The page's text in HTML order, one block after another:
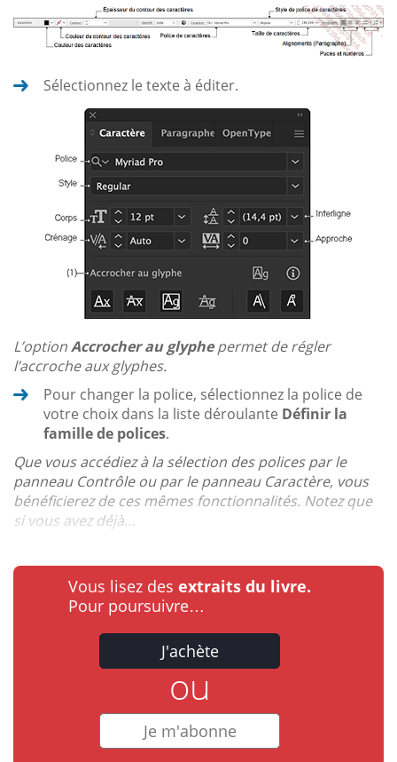
Sélectionnez le texte à éditer.
L’optionAccrocher au glyphepermet de régler
l’accroche aux glyphes.
Pour changer la police, sélectionnez la police de
votre choix dans la liste déroulante Définir la
famille de polices.
Que vous accédiez à la sélection des polices par le
panneau Contrôle ou par le panneau Caractère, vous
bénéficierez de ces mêmes fonctionnalités. Notez que
si vous avez déjà...
Vous lisez des extraits du livre.
Pour poursuivre…
J'achète
ou
Je m'abonne